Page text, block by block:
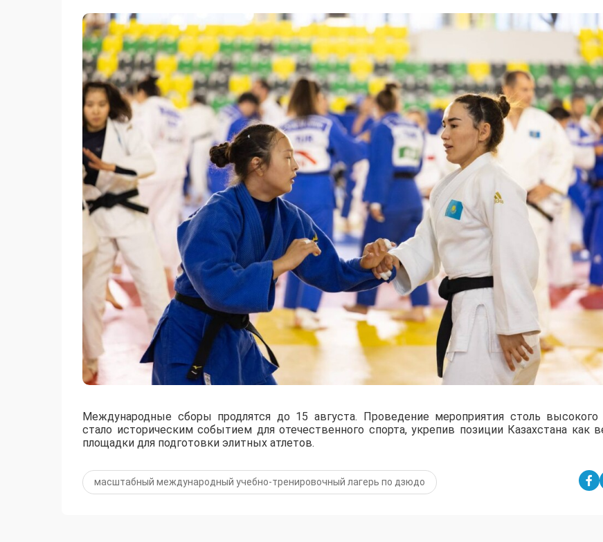
Международные сборы продлятся до 15 августа. Проведение мероприятия столь высокого
стало историческим событием для отечественного спорта, укрепив позиции Казахстана как
площадки для подготовки элитных атлетов.
масштабный международный учебно-тренировочный лагерь по дзюдо